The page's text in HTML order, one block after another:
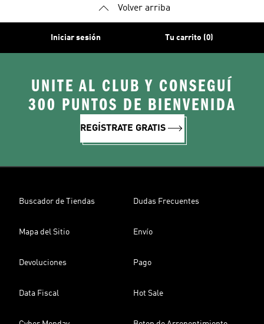
Volver arriba
Iniciar sesión Tu carrito (0)
UNITE AL CLUB Y CONSEGUÍ
300 PUNTOS DE BIENVENIDA
REGÍSTRATE GRATIS
Buscador de Tiendas Dudas Frecuentes
Mapa del Sitio Envío
Devoluciones Pago
Data Fiscal Hot Sale